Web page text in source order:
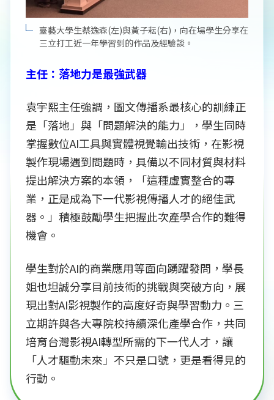
臺藝大學生蔡逸森(左)與黃子耘(右)，向在場學生分享在
三立打工近一年學習到的作品及經驗談。
主任：落地力是最強武器
袁宇熙主任強調，圖文傳播系最核心的訓練正
是「落地」與「問題解決的能力」，學生同時
掌握數位AI工具與實體視覺輸出技術，在影視
製作現場遇到問題時，具備以不同材質與材料
提出解決方案的本領，「這種虛實整合的專
業，正是成為下一代影視傳播人才的絕佳武
器。」積極鼓勵學生把握此次產學合作的難得
機會。
學生對於AI的商業應用等面向踴躍發問，學長
姐也坦誠分享目前技術的挑戰與突破方向，展
現出對AI影視製作的高度好奇與學習動力。三
立期許與各大專院校持續深化產學合作，共同
培育台灣影視AI轉型所需的下一代人才，讓
「人才驅動未來」不只是口號，更是看得見的
行動。